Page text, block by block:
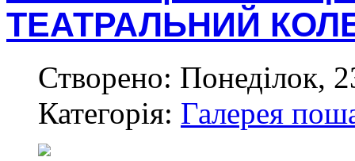
ТЕАТРАЛЬНИЙ
Створено: Понеділок,
Категорія: Галерея